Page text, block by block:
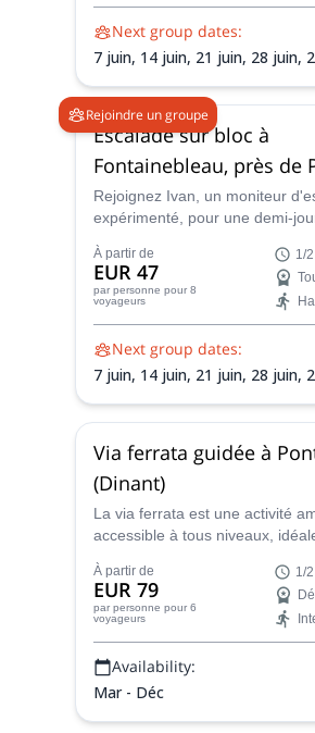
Next group dates:
7 juin, 14 juin, 21 juin, 28 juin,
20
26 juil.,27 juil.,28 juil.,31 juil.,
août,16 août,23 août,
13 sept.,20 sept.,27 sept.,
18 oct.
Rejoindre un groupe
Escalade sur bloc à
Fontainebleau, près de
Rejoignez Ivan, un moniteur
expérimenté, pour une demi-
magnifique ville de
France, près de Paris.
À partir de
EUR 47
par personne pour 8
voyageurs
1/
Next group dates:
7 juin, 14 juin, 21 juin, 28 juin,
20
26 juil.,27 juil.,28 juil.,31 juil.,
août,
23 août,30
13 sept., 20 sept.,27 sept., 4
18 oct.
Via ferrata guidée à
(Dinant)
La via ferrata est une activité
accessible à tous niveaux,
d'escalade en rocher belge,
Pont-à-Lesse, près de Dinant en
À partir de
EUR 79
par personne pour 6
voyageurs
1/
Availability:
Mar - Déc